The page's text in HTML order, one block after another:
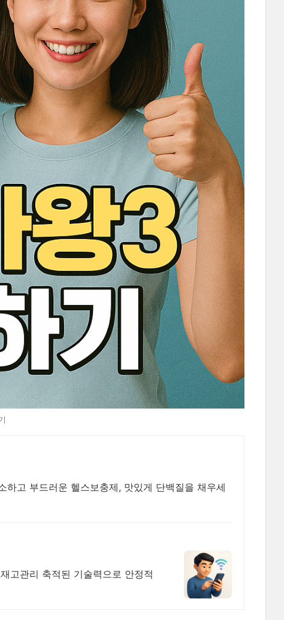
고 부드러운 헬스보충제, 맛있게 단백질을 채우세
고관리 축적된 기술력으로 안정적